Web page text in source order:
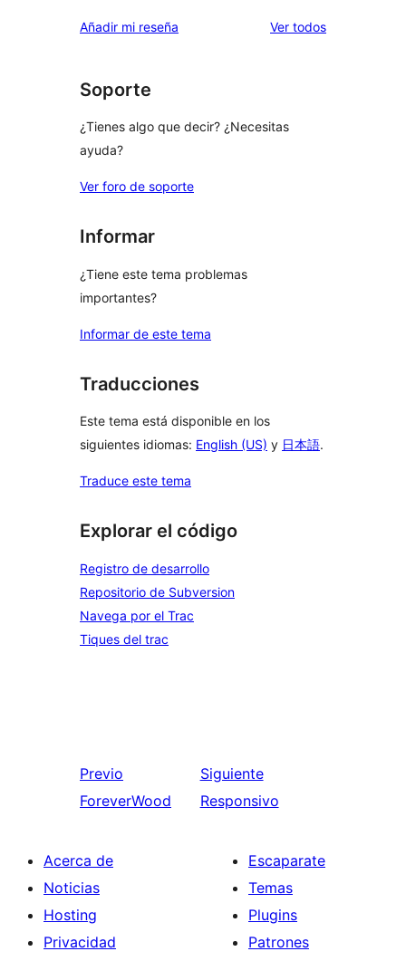
estrellas
de
Añadir mi reseña Ver todoslos
Soporte
¿Tienes algo que decir? ¿Necesitas
ayuda?
Ver foro de soporte
Informar
¿Tiene este tema problemas
importantes?
Informar de este tema
Traducciones
Este tema está disponible en los
siguientes idiomas: English (US) y 日本語.
Traduce este tema
Explorar el código
Registro de desarrollo
Repositorio de Subversion
Navega por el Trac
Tiques del trac
Previo
ForeverWood
Siguiente
Responsivo
Acerca de
Noticias
Hosting
Privacidad
Escaparate
Temas
Plugins
Patrones